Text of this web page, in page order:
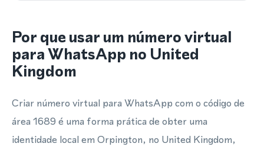
Por que usar um número virtual
para WhatsApp no United
Kingdom
Criar número virtual para WhatsApp com o código de
área 1689 é uma forma prática de obter uma
identidade local em Orpington, no United Kingdom,